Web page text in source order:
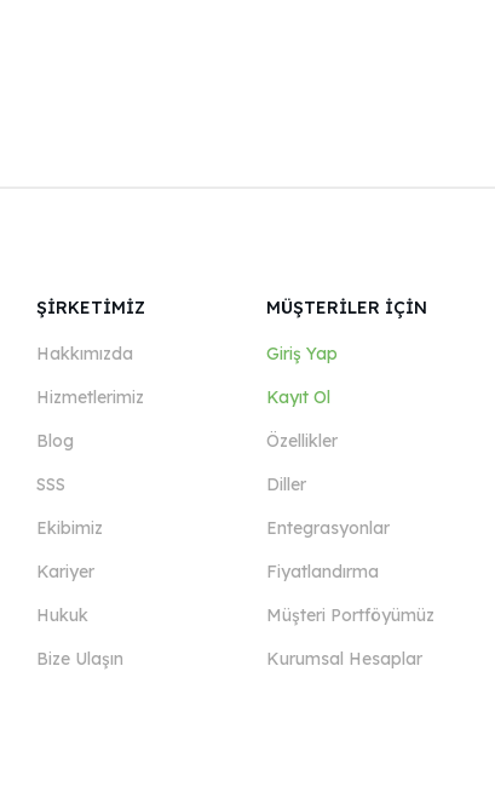
ŞİRKETİMİZ
Hakkımızda
Hizmetlerimiz
Blog
SSS
Ekibimiz
Kariyer
Hukuk
Bize Ulaşın
MÜŞTERİLER İÇİN
Giriş Yap
Kayıt Ol
Özellikler
Diller
Entegrasyonlar
Fiyatlandırma
Müşteri Portföyümüz
Kurumsal Hesaplar